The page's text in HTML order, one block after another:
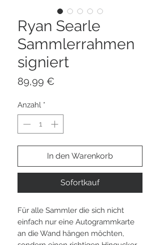
Ryan Searle
Sammlerrahmen
signiert
89,99 €
Anzahl *
In den Warenkorb
Sofortkauf
Für alle Sammler die sich nicht
einfach nur eine Autogrammkarte
an die Wand hängen möchten,